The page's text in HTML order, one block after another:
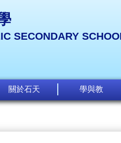
SECONDARY
關於石天 學與教